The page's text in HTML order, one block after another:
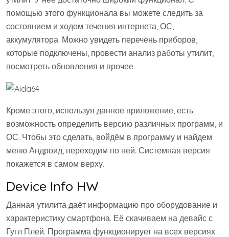
помощью этого функционала вы можете следить за
состоянием и ходом течения интернета, ОС,
аккумулятора. Можно увидеть перечень приборов,
которые подключены, провести анализ работы утилит,
посмотреть обновления и прочее.
Кроме этого, используя данное приложение, есть
возможность определить версию различных программ, и
ОС. Чтобы это сделать, войдём в программу и найдем
меню Андроид, переходим по ней. Системная версия
покажется в самом верху.
Device Info HW
Данная утилита даёт информацию про оборудование и
характеристику смартфона. Её скачиваем на девайс с
Гугл Плей. Программа функционирует на всех версиях